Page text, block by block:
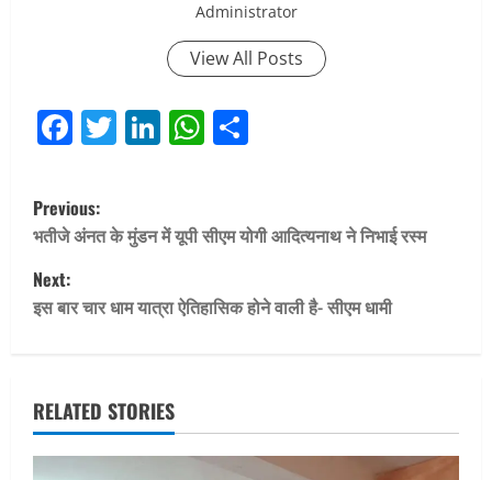
Administrator
View All Posts
Facebook
Twitter
LinkedIn
WhatsApp
P
o
s
a
Previous:
भतीजे अंनत के मुंडन में यूपी सीएम योगी आदित्यनाथ ने निभाई रस्म
Next:
इस बार चार धाम यात्रा ऐतिहासिक होने वाली है- सीएम धामी
RELATED STORIES